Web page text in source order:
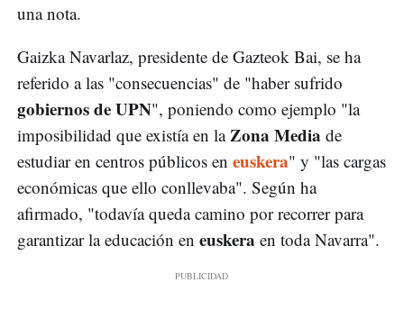
una nota.
Gaizka Navarlaz, presidente de Gazteok Bai, se ha
referido a las "consecuencias" de "haber sufrido
gobiernos de UPN", poniendo como ejemplo "la
imposibilidad que existía en laZona Media de
estudiar en centros públicos en euskera" y "las cargas
económicas que ello conllevaba". Según ha
afirmado, "todavía queda camino por recorrer para
garantizar la educación en euskera en toda Navarra".